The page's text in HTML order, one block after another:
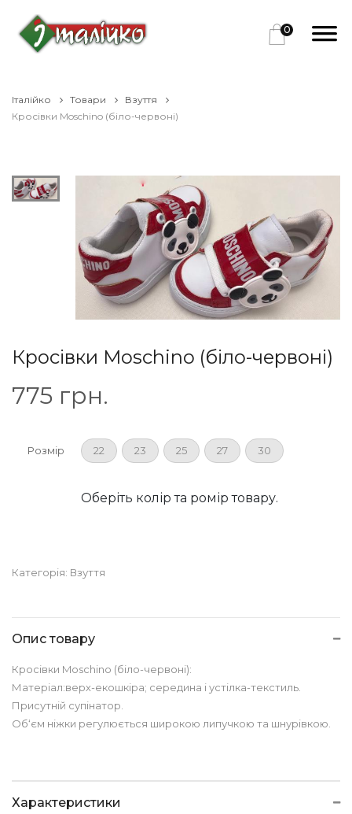
0
Італійко Товари
Взуття
Кросівки Moschino (біло-червоні)
Кросівки Moschino (біло-червоні)
775 грн.
Розмір 22 23 25 27 30
Оберіть колір та ромір товару.
Категорія: Взуття
Опис товару
Кросівки Moschino (біло-червоні):
Матеріал:верх-екошкіра; середина і устілка-текстиль.
Присутній супінатор.
Об‘єм ніжки регулюється широкою липучкою та шнурівкою.
Характеристики